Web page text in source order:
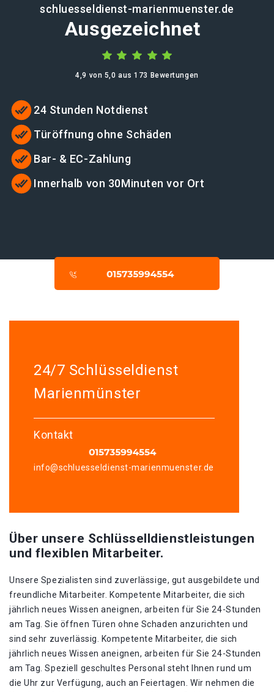
schluesseldienst-marienmuenster.de
Ausgezeichnet
4,9 von 5,0 aus 173 Bewertungen
24 Stunden Notdienst
Türöffnung ohne Schäden
Bar- & EC-Zahlung
Innerhalb von 30Minuten vor Ort
24/7 Schlüsseldienst
Marienmünster
Kontakt
info@schluesseldienst-marienmuenster.de
Über unsere Schlüsselldienstleistungen
und flexiblen Mitarbeiter.
Unsere Spezialisten sind zuverlässige, gut ausgebildete und
freundliche Mitarbeiter. Kompetente Mitarbeiter, die sich
jährlich neues Wissen aneignen, arbeiten für Sie 24-Stunden
am Tag. Sie öffnen Türen ohne Schaden anzurichten und
sind sehr zuverlässig. Kompetente Mitarbeiter, die sich
jährlich neues Wissen aneignen, arbeiten für Sie 24-Stunden
am Tag. Speziell geschultes Personal steht Ihnen rund um
die Uhr zur Verfügung, auch an Feiertagen. Wir nehmen die